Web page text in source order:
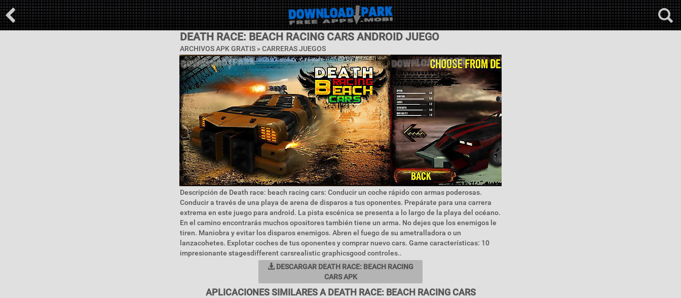
DEATH RACE: BEACH RACING CARS ANDROID JUEGO
ARCHIVOS APK GRATIS » CARRERAS JUEGOS
Descripción de Death race: beach racing cars: Conducir un coche rápido con armas poderosas.
Conducir a través de una playa de arena de disparos a tus oponentes. Prepárate para una carrera
extrema en este juego para android. La pista escénica se presenta a lo largo de la playa del océano.
En el camino encontrarás muchos opositores también tiene un arma. No dejes que los enemigos le
tiren. Maniobra y evitar los disparos enemigos. Abren el fuego de su ametralladora o un
lanzacohetes. Explotar coches de tus oponentes y comprar nuevo cars. Game características: 10
impresionante stagesdifferent carsrealistic graphicsgood controles..
DESCARGAR DEATH RACE: BEACH RACING
CARS APK
APLICACIONES SIMILARES A DEATH RACE: BEACH RACING CARS